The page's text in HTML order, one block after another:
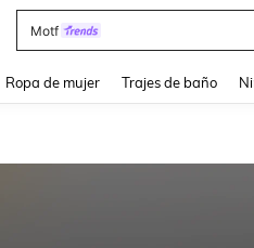
Motf
Ropa de mujer Trajes de baño